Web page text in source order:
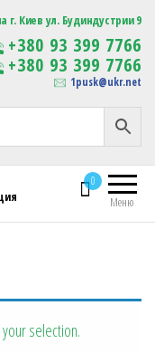
Изготовление
сувенирной продукции
с логотипом
г. Киев ул. Будиндустрии 9
+380 93 399 7766
+380 93 399 7766
1pusk@ukr.net
Меню
0
selection.